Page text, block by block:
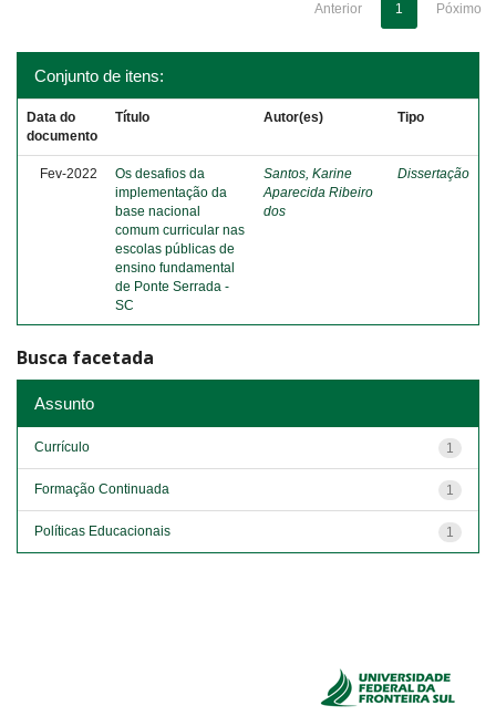
Anterior 1 Póximo
Conjunto de itens:
Data do
documento
Título Autor(es) Tipo
Fev-2022
Os desafios da
implementação da
base nacional
comum curricular nas
escolas públicas de
ensino fundamental
de Ponte Serrada -
SC
Santos, Karine
Aparecida Ribeiro
dos
Dissertação
Busca facetada
Assunto
1
Currículo
1
Formação Continuada
1
Políticas Educacionais